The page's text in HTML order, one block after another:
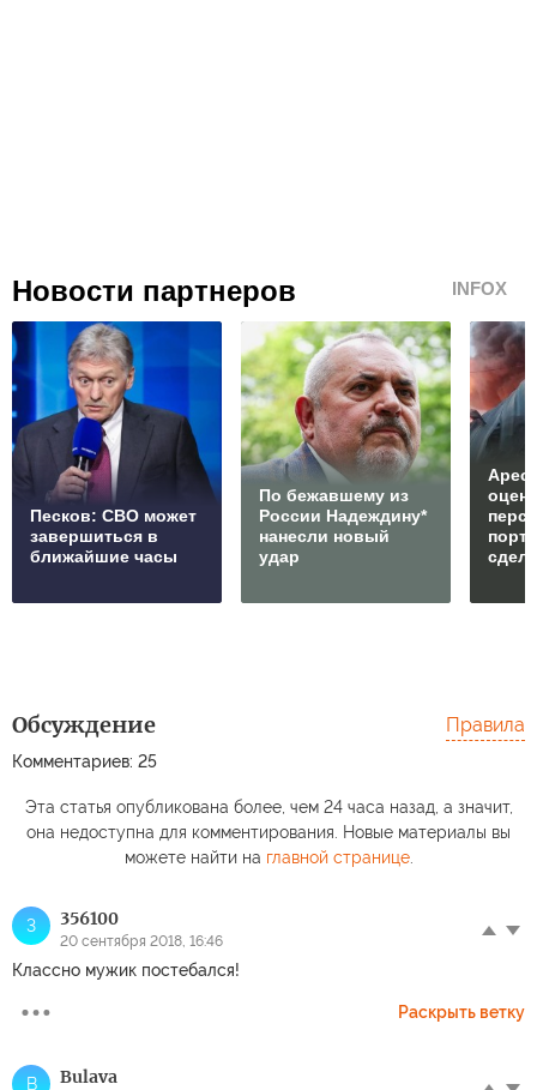
Новости партнеров INFOX
Песков: СВО может
завершиться в
ближайшие часы
По бежавшему из
России Надеждину*
нанесли новый
удар
Обсуждение
Комментариев: 25
Правила
Эта статья опубликована более, чем 24 часа назад, а значит,
она недоступна для комментирования. Новые материалы вы
можете найти на главной странице.
3 356100
20 сентября 2018, 16:46
Классно мужик постебался!
Раскрыть ветку
B Bulava